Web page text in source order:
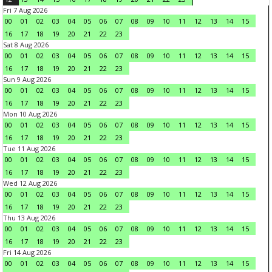
Fri 7 Aug 2026
00
01 02 03 04 05 06 07 08 09 10 11 12 13 14
15
16
17 18 19 20 21 22
23
Sat 8 Aug 2026
00
01 02 03 04 05 06 07 08 09 10 11 12 13 14
15
16
17 18 19 20 21 22
23
Sun 9 Aug 2026
00
01 02 03 04 05 06 07 08 09 10 11 12 13 14
15
16
17 18 19 20 21 22
23
Mon 10 Aug 2026
00
01 02 03 04 05 06 07 08 09 10 11 12 13 14
15
16
17 18 19 20 21 22
23
Tue 11 Aug 2026
00
01 02 03 04 05 06 07 08 09 10 11 12 13 14
15
16
17 18 19 20 21 22
23
Wed 12 Aug 2026
00
01 02 03 04 05 06 07 08 09 10 11 12 13 14
15
16
17 18 19 20 21 22
23
Thu 13 Aug 2026
00
01 02 03 04 05 06 07 08 09 10 11 12 13 14
15
16
17 18 19 20 21 22
23
Fri 14 Aug 2026
00
01 02 03 04 05 06 07 08 09 10 11 12 13 14
15